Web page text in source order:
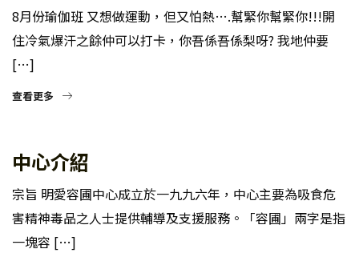
8月份瑜伽班 又想做運動，但又怕熱….幫緊你幫緊你!!!開
住冷氣爆汗之餘仲可以打卡，你吾係吾係梨呀? 我地仲要
[…]
查看更多
中心介紹
宗旨 明愛容圃中心成立於一九九六年，中心主要為吸食危
害精神毒品之人士提供輔導及支援服務。「容圃」兩字是指
一塊容 […]